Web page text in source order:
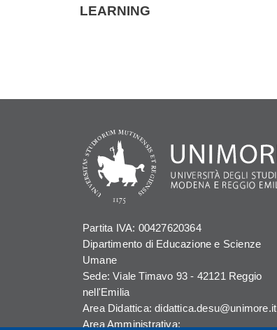
LEARNING
Partita IVA: 00427620364
Dipartimento di Educazione e Scienze
Umane
Sede: Viale Timavo 93 - 42121 Reggio
nell'Emilia
Area Didattica: didattica.desu@unimore.it
Area Amministrativa: